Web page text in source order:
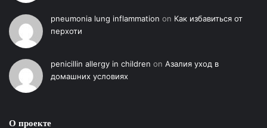
навык, который станет естественной опорой в
любой сложной ситуации. Регулярность важнее
понемногу, но ежедневно. Со временем мозг
привыкнет к состоянию покоя, и возвращаться в
pneumonia lung inflammation on Как избавиться от
перхоти
penicillin allergy in children on Азалия уход в
домашних условиях
О проекте